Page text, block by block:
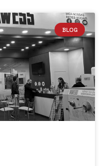
BLOG